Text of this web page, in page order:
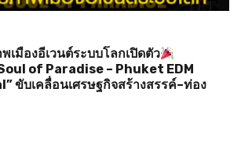
เมืองอีเวนต์ระบบโลกเปิดตัว
of Paradise – Phuket EDM
ขับเคลื่อนเศรษฐกิจสร้างสรรค์–ท่อง